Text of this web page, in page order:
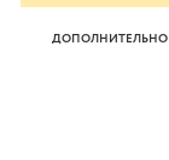
ДОПОЛНИТЕЛЬНО